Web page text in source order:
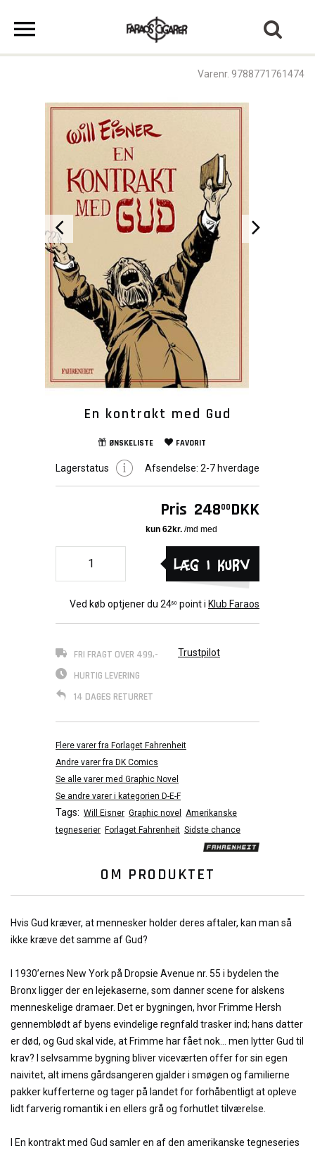
Varenr. 9788771761474
En kontrakt med Gud
ØNSKELISTE FAVORIT
Lagerstatus Afsendelse: 2-7 hverdage
Pris 24800 DKK
Læg i kurv
Ved køb optjener du 2480 point i Klub Faraos
FRI FRAGT OVER 499,-
HURTIG LEVERING
14 DAGES RETURRET
Trustpilot
Flere varer fra Forlaget Fahrenheit
Andre varer fra DK Comics
Se alle varer med Graphic Novel
Se andre varer i kategorien D-E-F
Tags: Will Eisner Graphic novel
Amerikanske
tegneserier Forlaget Fahrenheit Sidste chance
OM PRODUKTET
Hvis Gud kræver, at mennesker holder deres aftaler, kan man så
ikke kræve det samme af Gud?
I 1930’ernes New York på Dropsie Avenue nr. 55 i bydelen the
Bronx ligger der en lejekaserne, som danner scene for alskens
menneskelige dramaer. Det er bygningen, hvor Frimme Hersh
gennemblødt af byens evindelige regnfald trasker ind; hans datter
er død, og Gud skal vide, at Frimme har fået nok… men lytter Gud til
krav? I selvsamme bygning bliver viceværten offer for sin egen
naivitet, alt imens gårdsangeren gjalder i smøgen og familierne
pakker kufferterne og tager på landet for forhåbentligt at opleve
lidt farverig romantik i en ellers grå og forhutlet tilværelse.
I En kontrakt med Gud samler en af den amerikanske tegneseries